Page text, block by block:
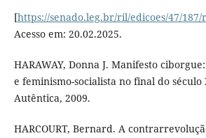
[https://senado.leg.br/ril/edicoes/47/187/
Acesso em: 20.02.2025.
HARAWAY, Donna J. Manifesto
e feminismo-socialista no final do século
Autêntica, 2009.
HARCOURT, Bernard. A